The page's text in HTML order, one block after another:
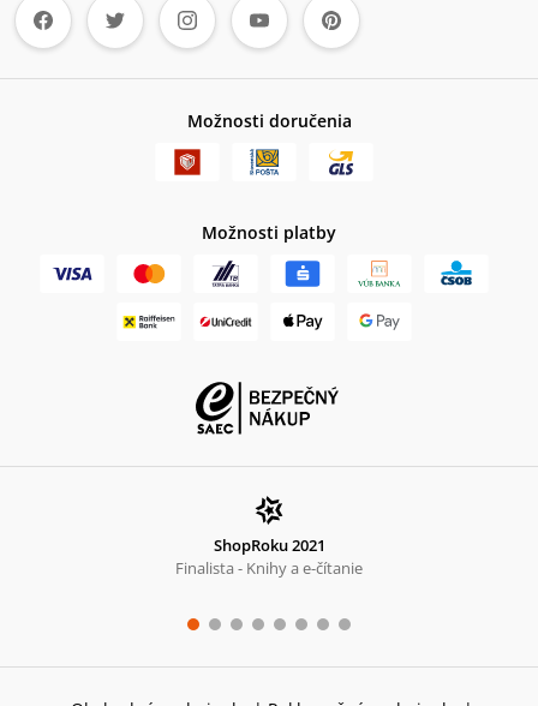
Možnosti doručenia
Možnosti platby
ShopRoku 2021
Finalista - Knihy a e-čítanie